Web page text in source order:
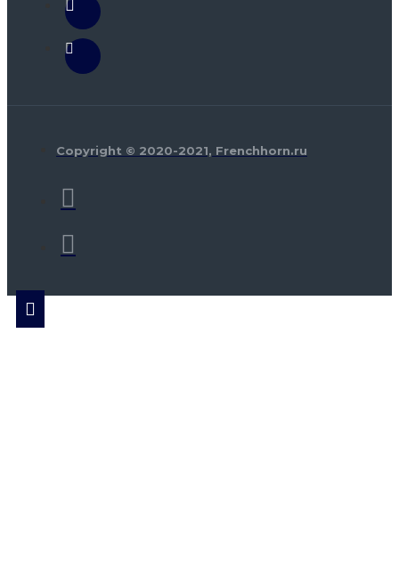
Copyright © 2020-2021, Frenchhorn.ru